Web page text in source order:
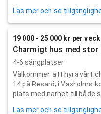
Läs mer och se
19 000 - 25 000 kr per
Charmigt hus med stor
4-6 sängplatser
Välkommen att hyra vårt
14 på Resarö, i Vaxholms
plats med närhet till både
Läs mer och se